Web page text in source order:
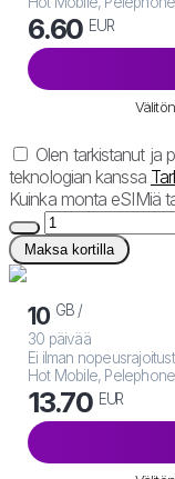
6.60 EUR
Olen tarkistanut ja
teknologian kanssa
Kuinka monta eSIMiä
Maksa kortilla
10 GB /
30 päivää
Ei ilman
Hot Mobile, Pelephone
13.70 EUR